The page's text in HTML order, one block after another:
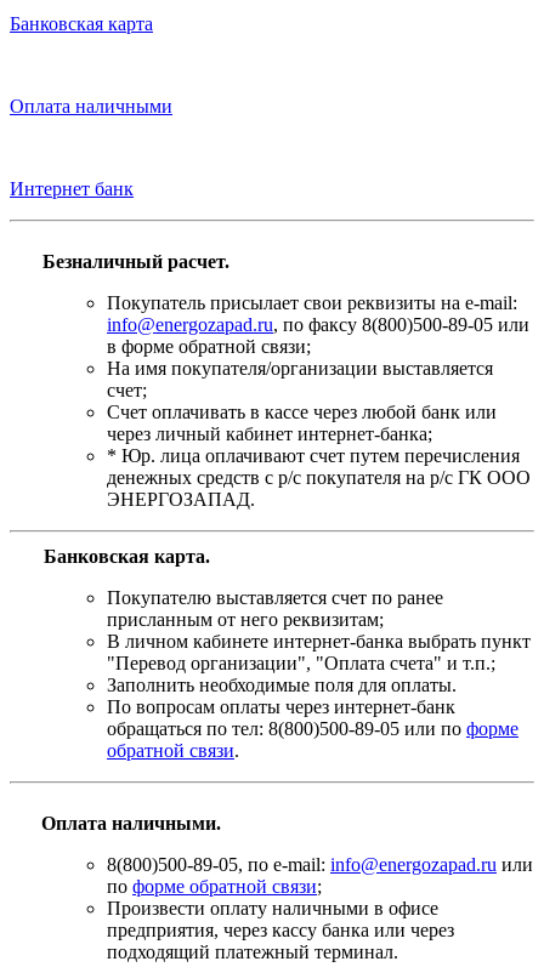
Банковская карта
Оплата наличными
Интернет банк
Безналичный расчет.
Покупатель присылает свои реквизиты на e-mail:
info@energozapad.ru, по факсу 8(800)500-89-05 или
в форме обратной связи;
На имя покупателя/организации выставляется
счет;
Счет оплачивать в кассе через любой банк или
через личный кабинет интернет-банка;
* Юр. лица оплачивают счет путем перечисления
денежных средств с р/с покупателя на р/с ГК ООО
ЭНЕРГОЗАПАД.
Банковская карта.
Покупателю выставляется счет по ранее
присланным от него реквизитам;
В личном кабинете интернет-банка выбрать пункт
"Перевод организации", "Оплата счета" и т.п.;
Заполнить необходимые поля для оплаты.
По вопросам оплаты через интернет-банк
обращаться по тел: 8(800)500-89-05 или по форме
обратной связи.
Оплата наличными.
8(800)500-89-05, по e-mail: info@energozapad.ru или
по форме обратной связи;
Произвести оплату наличными в офисе
предприятия, через кассу банка или через
подходящий платежный терминал.